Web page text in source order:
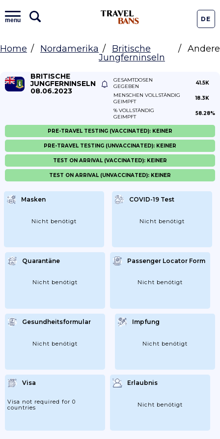
menu DE
Home Nordamerika
Britische
Jungferninseln
Andere
BRITISCHE
JUNGFERNINSELN
08.06.2023
GESAMTDOSEN
GEGEBEN
41.5K
MENSCHEN VOLLSTÄNDIG
GEIMPFT
18.3K
% VOLLSTÄNDIG
GEIMPFT
58.28%
Masken
Nicht benötigt
COVID-19 Test
Nicht benötigt
Quarantäne
Nicht benötigt
Passenger Locator Form
Nicht benötigt
Gesundheitsformular
Nicht benötigt
Impfung
Nicht benötigt
Visa
Visa not required for 0
countries
Erlaubnis
Nicht benötigt
PRE-TRAVEL TESTING (VACCINATED): KEINER
PRE-TRAVEL TESTING (UNVACCINATED): KEINER
TEST ON ARRIVAL (VACCINATED): KEINER
TEST ON ARRIVAL (UNVACCINATED): KEINER